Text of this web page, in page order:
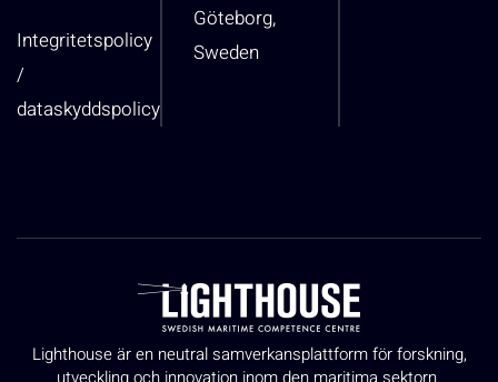
Integritetspolicy
/
dataskyddspolicy
Göteborg,
Sweden
Lighthouse är en neutral samverkansplattform för forskning,